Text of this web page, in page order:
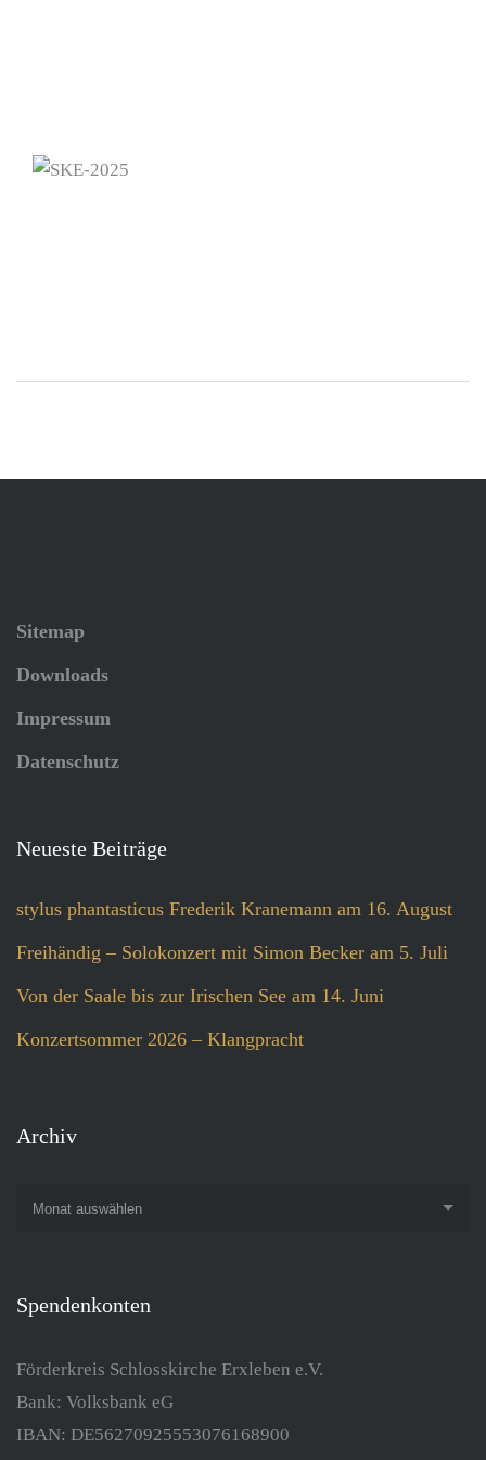
Sitemap
Downloads
Impressum
Datenschutz
Neueste Beiträge
stylus phantasticus Frederik Kranemann am 16. August
Freihändig – Solokonzert mit Simon Becker am 5. Juli
Von der Saale bis zur Irischen See am 14. Juni
Konzertsommer 2026 – Klangpracht
Archiv
Monat auswählen
Spendenkonten
Förderkreis Schlosskirche Erxleben e.V.
Bank: Volksbank eG
IBAN: DE56270925553076168900